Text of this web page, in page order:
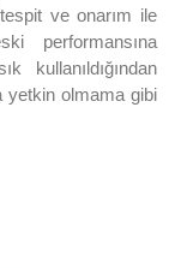
ve onarım ile
performansına
kullanıldığından
yetkin olmama gibi